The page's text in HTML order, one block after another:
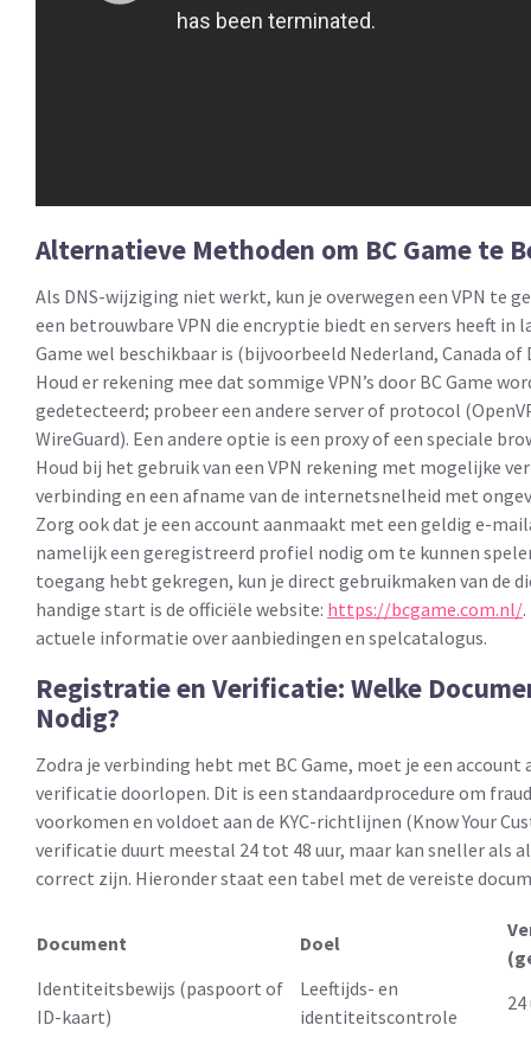
Alternatieve Methoden om BC Game te
Als DNS-wijziging niet werkt, kun je overwegen een VPN te
een betrouwbare VPN die encryptie biedt en servers heeft in
Game wel beschikbaar is (bijvoorbeeld Nederland, Canada of
Houd er rekening mee dat sommige VPN’s door BC Game
gedetecteerd; probeer een andere server of protocol
WireGuard). Een andere optie is een proxy of een speciale
Houd bij het gebruik van een VPN rekening met mogelijke
verbinding en een afname van de internetsnelheid met
Zorg ook dat je een account aanmaakt met een geldig e-
namelijk een geregistreerd profiel nodig om te kunnen
toegang hebt gekregen, kun je direct gebruikmaken van de
handige start is de officiële website: https://bcgame.com.nl/
actuele informatie over aanbiedingen en spelcatalogus.
Registratie en Verificatie: Welke
Nodig?
Zodra je verbinding hebt met BC Game, moet je een account
verificatie doorlopen. Dit is een standaardprocedure om
voorkomen en voldoet aan de KYC-richtlijnen (Know Your
verificatie duurt meestal 24 tot 48 uur, maar kan sneller als
correct zijn. Hieronder staat een tabel met de vereiste
Document Doel
Identiteitsbewijs (paspoort of
ID-kaart)
Leeftijds- en
identiteitscontrole